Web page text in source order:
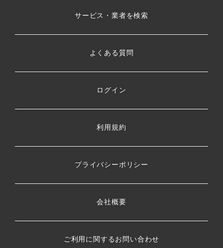
サービス・業者を検索
よくある質問
ログイン
利用規約
プライバシーポリシー
会社概要
ご利用に関するお問い合わせ